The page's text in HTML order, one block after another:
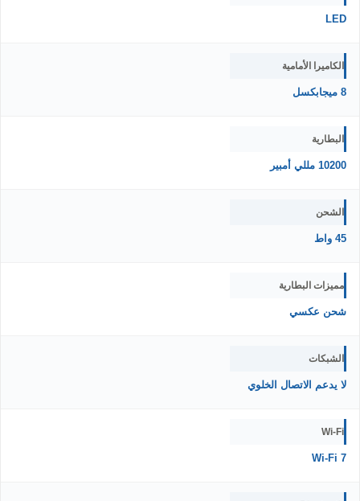
LED
الكاميرا الأمامية
8 ميجابكسل
البطارية
10200 مللي أمبير
الشحن
45 واط
مميزات البطارية
شحن عكسي
الشبكات
لا يدعم الاتصال الخلوي
Wi-Fi
Wi-Fi 7